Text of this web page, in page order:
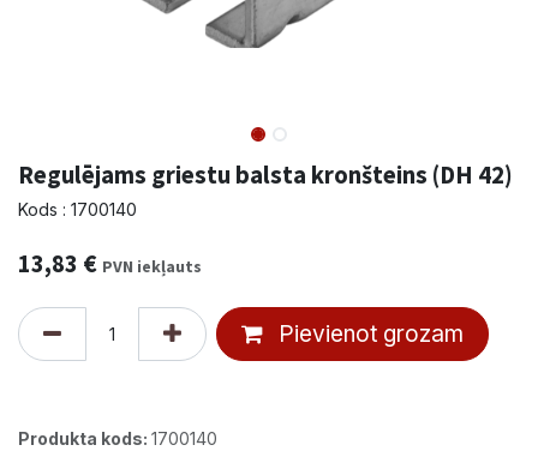
Regulējams griestu balsta kronšteins (DH 42)
Kods : 1700140
13,83 € PVN iekļauts
Pievienot grozam
Produkta kods: 1700140